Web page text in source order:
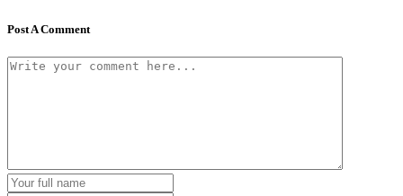
Post A Comment